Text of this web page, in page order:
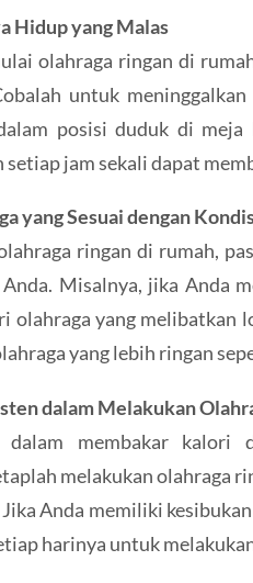
Hidup yang Malas
olahraga ringan di
untuk
posisi duduk di meja
setiap jam sekali dapat
yang Sesuai dengan
ringan di rumah,
Misalnya, jika Anda
olahraga yang melibatkan
yang lebih ringan
dalam Melakukan
membakar kalori
melakukan olahraga
Anda memiliki
harinya untuk